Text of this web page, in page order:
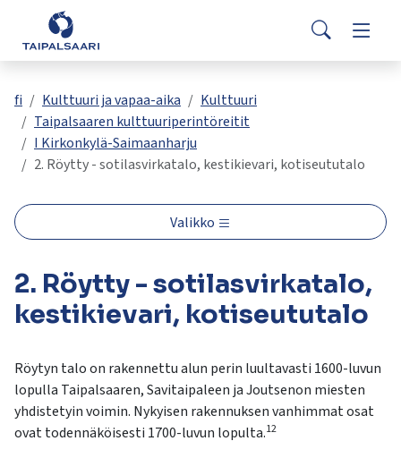
Siirry pääsisältöön
Palaute
Yhteystiedot
Search
Valitse
oleva
tulos
ylös-
ja
Siirry
valittuun
painamalla
enteriä.
Kosketuslaitteiden
voivat
käyttää
kosketus-
ja
Asuminen ja rakentaminen
Opetus ja kasvatus
Hyvinvointi ja terveys
Kulttuuri ja vapaa-aika
Kunta ja päätöksenteko
Työ ja yrittäminen
fi Kulttuuri ja vapaa-aika
Kulttuuri
Taipalsaaren kulttuuriperintöreitit
I Kirkonkylä-Saimaanharju
2. Röytty - sotilasvirkatalo, kestikievari, kotiseututalo
Valikko
2. Röytty - sotilasvirkatalo,
kestikievari, kotiseututalo
Röytyn talo on rakennettu alun perin luultavasti 1600-luvun
lopulla Taipalsaaren, Savitaipaleen ja Joutsenon miesten
yhdistetyin voimin. Nykyisen rakennuksen vanhimmat osat
ovat todennäköisesti 1700-luvun lopulta.12